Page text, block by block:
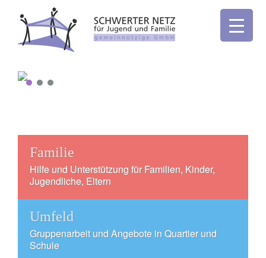
Familie
Hilfe und Unterstützung für Familien, Kinder,
Jugendliche, Eltern
Umfeld
Gruppenarbeit und Angebote in Quartier und
Schule